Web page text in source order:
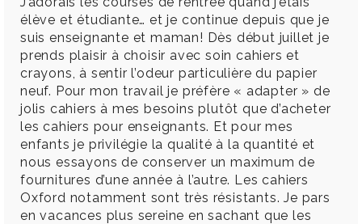
élève et étudiante… et je continue depuis que je
suis enseignante et maman! Dès début juillet je
prends plaisir à choisir avec soin cahiers et
crayons, à sentir l’odeur particulière du papier
neuf. Pour mon travail je préfère « adapter » de
jolis cahiers à mes besoins plutôt que d’acheter
les cahiers pour enseignants. Et pour mes
enfants je privilégie la qualité à la quantité et
nous essayons de conserver un maximum de
fournitures d’une année à l’autre. Les cahiers
Oxford notamment sont très résistants. Je pars
en vacances plus sereine en sachant que les